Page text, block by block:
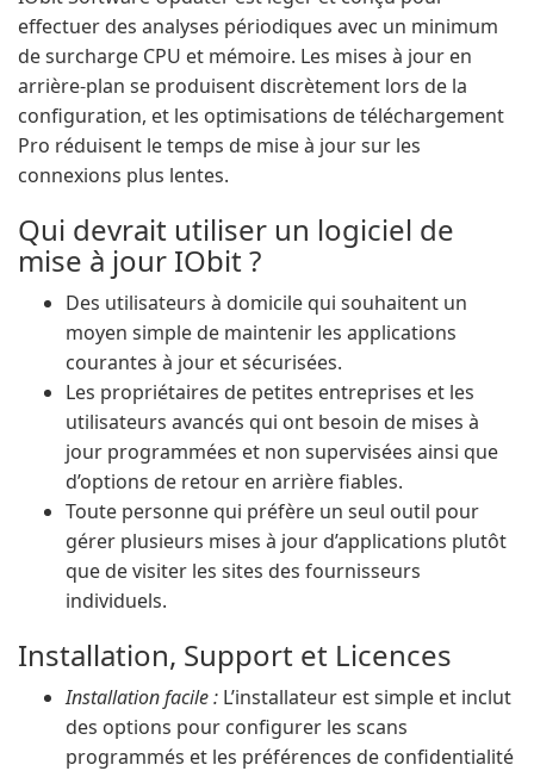
effectuer des analyses périodiques avec un minimum
de surcharge CPU et mémoire. Les mises à jour en
arrière-plan se produisent discrètement lors de la
configuration, et les optimisations de téléchargement
Pro réduisent le temps de mise à jour sur les
connexions plus lentes.
Qui devrait utiliser un logiciel de
mise à jour IObit ?
Des utilisateurs à domicile qui souhaitent un
moyen simple de maintenir les applications
courantes à jour et sécurisées.
Les propriétaires de petites entreprises et les
utilisateurs avancés qui ont besoin de mises à
jour programmées et non supervisées ainsi que
d’options de retour en arrière fiables.
Toute personne qui préfère un seul outil pour
gérer plusieurs mises à jour d’applications plutôt
que de visiter les sites des fournisseurs
individuels.
Installation, Support et Licences
Installation facile : L’installateur est simple et inclut
des options pour configurer les scans
programmés et les préférences de confidentialité